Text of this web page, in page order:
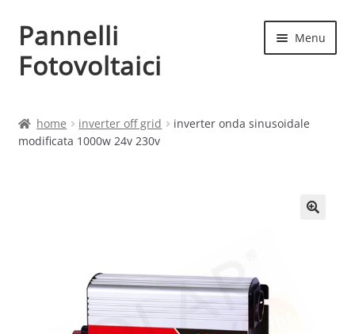
Vai
alla
navigazione
Vai
al
contenuto
Pannelli
Fotovoltaici
Menu
Cart
My account
home inverter off grid
inverter onda sinusoidale
modificata 1000w 24v 230v